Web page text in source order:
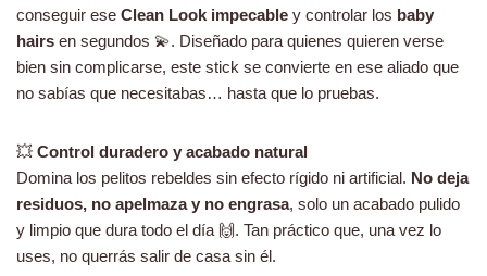
conseguir ese Clean Look impecable y controlar los baby
hairs en segundos 💫. Diseñado para quienes quieren verse
bien sin complicarse, este stick se convierte en ese aliado que
no sabías que necesitabas… hasta que lo pruebas.
💥 Control duradero y acabado natural
Domina los pelitos rebeldes sin efecto rígido ni artificial. No deja
residuos, no apelmaza y no engrasa, solo un acabado pulido
y limpio que dura todo el día 🙌. Tan práctico que, una vez lo
uses, no querrás salir de casa sin él.